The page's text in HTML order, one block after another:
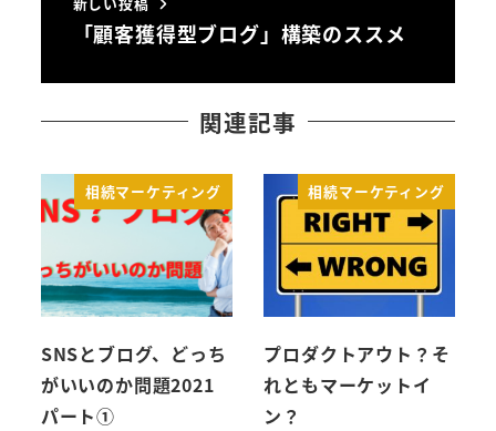
「顧客獲得型ブログ」構築のススメ
関連記事
相続マーケティング
SNSとブログ、どっち
がいいのか問題2021
パート①
相続マーケティング
プロダクトアウト？そ
れともマーケットイ
ン？